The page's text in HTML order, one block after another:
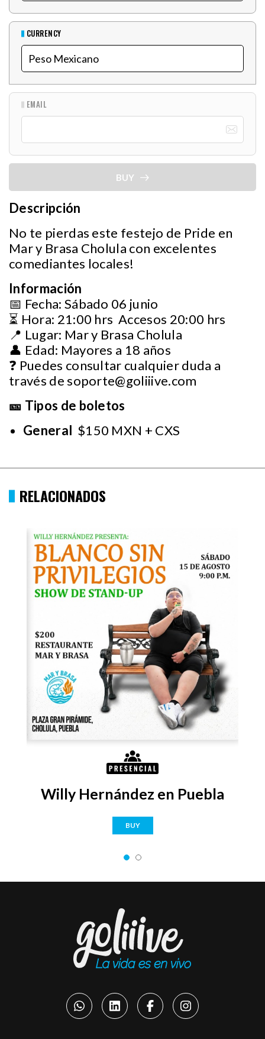
CURRENCY
EMAIL
BUY
Descripción
No te pierdas este festejo de Pride en
Mar y Brasa Cholula con excelentes
comediantes locales!
Información
📅 Fecha: Sábado 06 junio
⏳ Hora: 21:00 hrs Accesos 20:00 hrs
📍 Lugar: Mar y Brasa Cholula
👤 Edad: Mayores a 18 años
❓ Puedes consultar cualquier duda a
través desoporte@goliiive.com
🎫 Tipos de boletos
General $150 MXN + CXS
RELACIONADOS
Willy Hernández en Puebla
BUY